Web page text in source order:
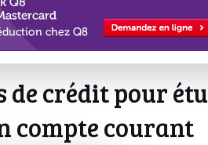
de crédit pour
compte courant